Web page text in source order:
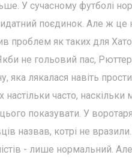
У сучасному футболі
поєдинок. Але ж це
проблем як таких для
не гольовий пас,
лякалася навіть
часто,
показувати. У
назвав, котрі не
- лише нормальний.